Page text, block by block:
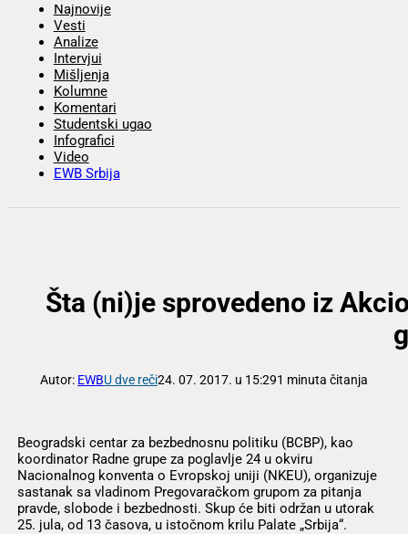
Najnovije
Vesti
Analize
Intervjui
Mišljenja
Kolumne
Komentari
Studentski ugao
Infografici
Video
EWB Srbija
Šta (ni)je sprovedeno iz
Autor: EWBU dve reči24. 07. 2017. u 15:291 minuta čitanja
Beogradski centar za bezbednosnu politiku (BCBP), kao
koordinator Radne grupe za poglavlje 24 u okviru
Nacionalnog konventa o Evropskoj uniji (NKEU), organizuje
sastanak sa vladinom Pregovaračkom grupom za pitanja
pravde, slobode i bezbednosti. Skup će biti održan u utorak
25. jula, od 13 časova, u istočnom krilu Palate „Srbija“.